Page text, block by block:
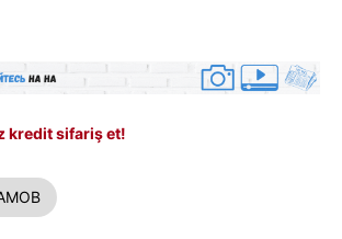
kredit sifariş et!